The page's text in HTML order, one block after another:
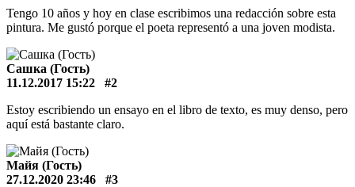
Tengo 10 años y hoy en clase escribimos una redacción sobre esta
pintura. Me gustó porque el poeta representó a una joven modista.
Сашка (Гость)
11.12.2017 15:22
#2
Estoy escribiendo un ensayo en el libro de texto, es muy denso, pero
aquí está bastante claro.
Майя (Гость)
27.12.2020 23:46
#3